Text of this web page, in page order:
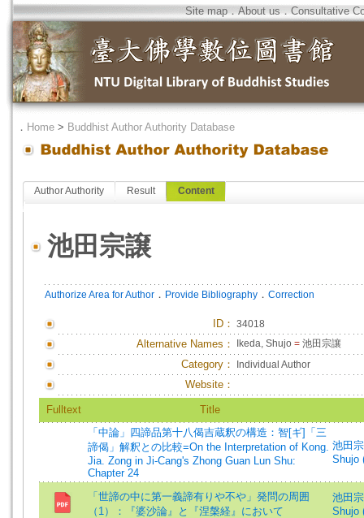
Site map．About us．Consultative
． Home > Buddhist Author Authority Database
Author Authority Result Content
池田宗譲
Authorize Area for Author ． Provide Bibliography ． Correction
ID ： 34018
Alternative Names： Ikeda, Shujo = 池田宗讓
Category： Individual Author
Website：
Fulltext
Title
「中論」四諦品第十八偈吉蔵釈の構造：智[ギ]「三
諦偈」解釈との比較=On the Interpretation of Kong.
Jia. Zong in Ji-Cang's Zhong Guan Lun Shu:
Chapter 24
池田
Shujo
「世諦の中に第一義諦有りや不や」発問の周囲
（1）：『婆沙論』と『涅槃経』において
池田
Shujo